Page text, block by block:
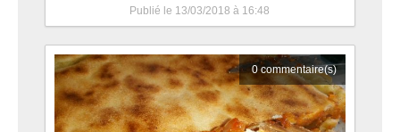
Publié le 13/03/2018 à 16:48
0commentaire(s)